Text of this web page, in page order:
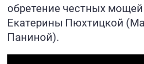
обретение честных
Екатерины Пюхтицкой
Паниной).